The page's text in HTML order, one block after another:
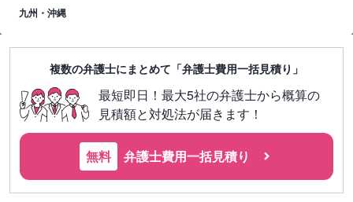
九州・沖縄
複数の弁護士にまとめて「弁護士費用一括見積り」
最短即日！最大5社の弁護士から概算の
見積額と対処法が届きます！
無料 弁護士費用一括見積り